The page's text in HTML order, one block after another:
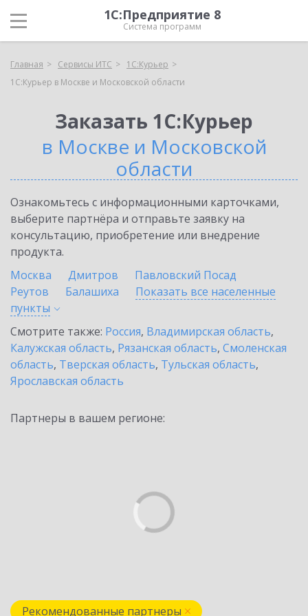
1С:Предприятие 8
Система программ
Главная Сервисы ИТС
1С:Курьер
1С:Курьер в Москве и Московской области
Заказать 1С:Курьер
в Москве и Московской
области
Ознакомьтесь с информационными карточками,
выберите партнёра и отправьте заявку на
консультацию, приобретение или внедрение
продукта.
Москва
Дмитров
Павловский Посад
Реутов
Балашиха
Показать все населенные
пункты
Смотрите также: Россия, Владимирская область,
Калужская область, Рязанская область, Смоленская
область, Тверская область, Тульская область,
Ярославская область
Партнеры в вашем регионе:
Рекомендованные партнеры